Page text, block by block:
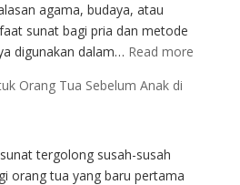
agama, budaya, atau
sunat bagi pria dan metode
digunakan dalam… Read more:
Orang Tua Sebelum Anak di
tergolong susah-susah
orang tua yang baru pertama